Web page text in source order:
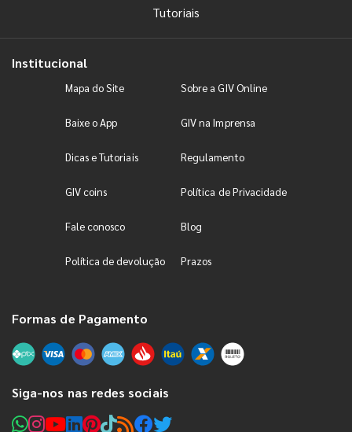
Tutoriais
Institucional
Mapa do Site Sobre a GIV Online
Baixe o App GIV na Imprensa
Dicas e Tutoriais Regulamento
GIV coins Política de Privacidade
Fale conosco Blog
Política de devolução Prazos
Formas de Pagamento
Siga-nos nas redes sociais